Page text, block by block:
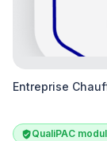
Entreprise
QualiPAC